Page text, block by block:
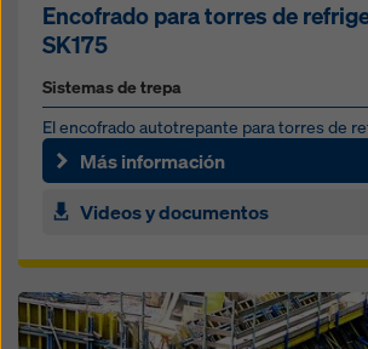
Encofrado para torres de
SK175
Sistemas de trepa
El encofrado autotrepante para torres de
Más información
Videos y documentos